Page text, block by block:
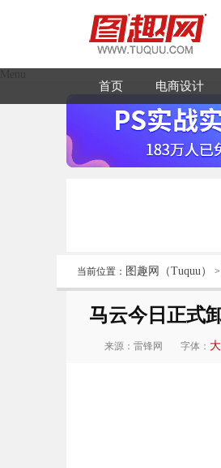
首页 电商设计
当前位置： 图趣网（Tuquu） >
马云今日正式
来源：雷锋网 字体： 大